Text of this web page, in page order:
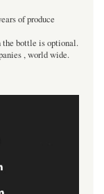
of produce
bottle is optional.
, world wide.